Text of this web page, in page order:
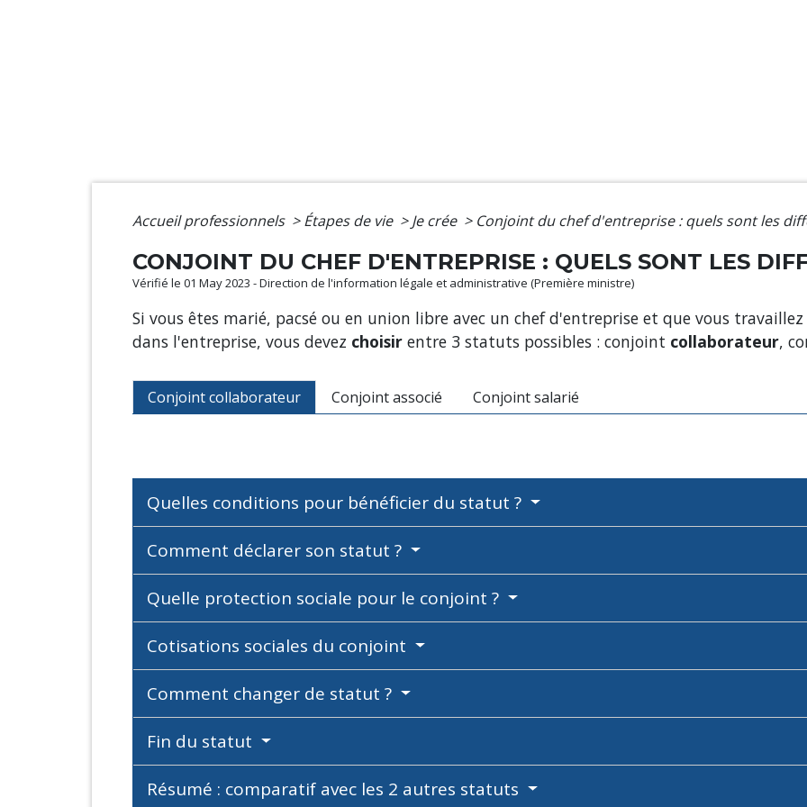
Accueil professionnels > Étapes de vie > Je crée > Conjoint du chef d'entreprise : quels sont les
CONJOINT DU CHEF D'ENTREPRISE : QUELS SONT LES
Vérifié le 01 May 2023 - Direction de l'information légale et administrative (Première ministre)
Si vous êtes marié, pacsé ou en union libre avec un chef d'entreprise et que vous travaillez
dans l'entreprise, vous devez choisir entre 3 statuts possibles : conjoint collaborateur,
Conjoint collaborateur Conjoint associé Conjoint salarié
Quelles conditions pour bénéficier du statut ?
Comment déclarer son statut ?
Quelle protection sociale pour le conjoint ?
Cotisations sociales du conjoint
Comment changer de statut ?
Fin du statut
Résumé : comparatif avec les 2 autres statuts